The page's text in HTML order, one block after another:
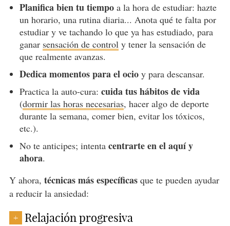
Planifica bien tu tiempoa la hora de estudiar: hazte
un horario, una rutina diaria... Anota qué te falta por
estudiar y ve tachando lo que ya has estudiado, para
ganar sensación de controly tener la sensación de
que realmente avanzas.
Dedica momentos para el ocioy para descansar.
Practica la auto-cura: cuida tus hábitos de vida
(dormir las horas necesarias, hacer algo de deporte
durante la semana, comer bien, evitar los tóxicos,
etc.).
No te anticipes; intenta centrarte en el aquí y
ahora.
Y ahora, técnicas más específicasque te pueden ayudar
a reducir la ansiedad:
+ Relajación progresiva